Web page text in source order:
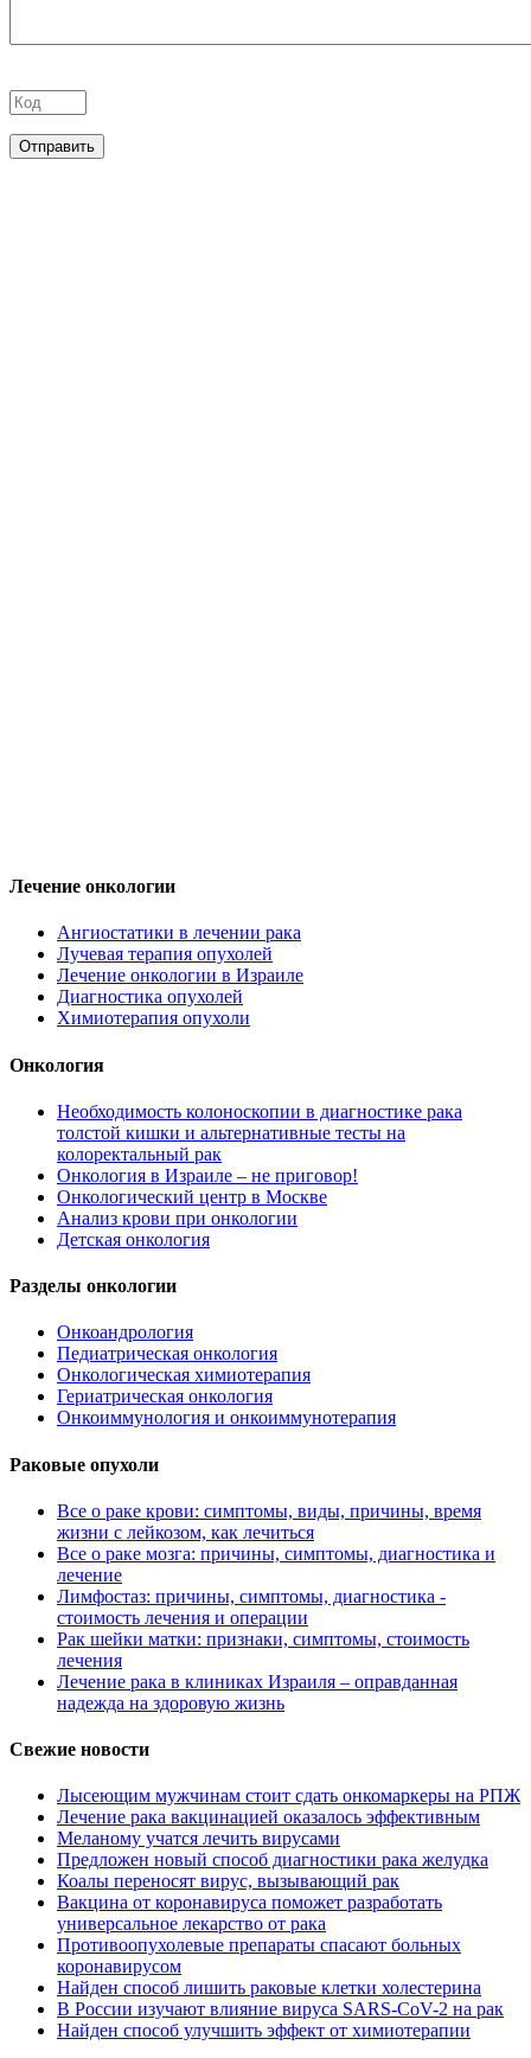
Лечение онкологии
Ангиостатики в лечении рака
Лучевая терапия опухолей
Лечение онкологии в Израиле
Диагностика опухолей
Химиотерапия опухоли
Онкология
Необходимость колоноскопии в диагностике рака
толстой кишки и альтернативные тесты на
колоректальный рак
Онкология в Израиле – не приговор!
Онкологический центр в Москве
Анализ крови при онкологии
Детская онкология
Разделы онкологии
Онкоандрология
Педиатрическая онкология
Онкологическая химиотерапия
Гериатрическая онкология
Онкоиммунология и онкоиммунотерапия
Раковые опухоли
Все о раке крови: симптомы, виды, причины, время
жизни с лейкозом, как лечиться
Все о раке мозга: причины, симптомы, диагностика и
лечение
Лимфостаз: причины, симптомы, диагностика -
стоимость лечения и операции
Рак шейки матки: признаки, симптомы, стоимость
лечения
Лечение рака в клиниках Израиля – оправданная
надежда на здоровую жизнь
Свежие новости
Лысеющим мужчинам стоит сдать онкомаркеры на РПЖ
Лечение рака вакцинацией оказалось эффективным
Меланому учатся лечить вирусами
Предложен новый способ диагностики рака желудка
Коалы переносят вирус, вызывающий рак
Вакцина от коронавируса поможет разработать
универсальное лекарство от рака
Противоопухолевые препараты спасают больных
коронавирусом
Найден способ лишить раковые клетки холестерина
В России изучают влияние вируса SARS-CoV-2 на рак
Найден способ улучшить эффект от химиотерапии